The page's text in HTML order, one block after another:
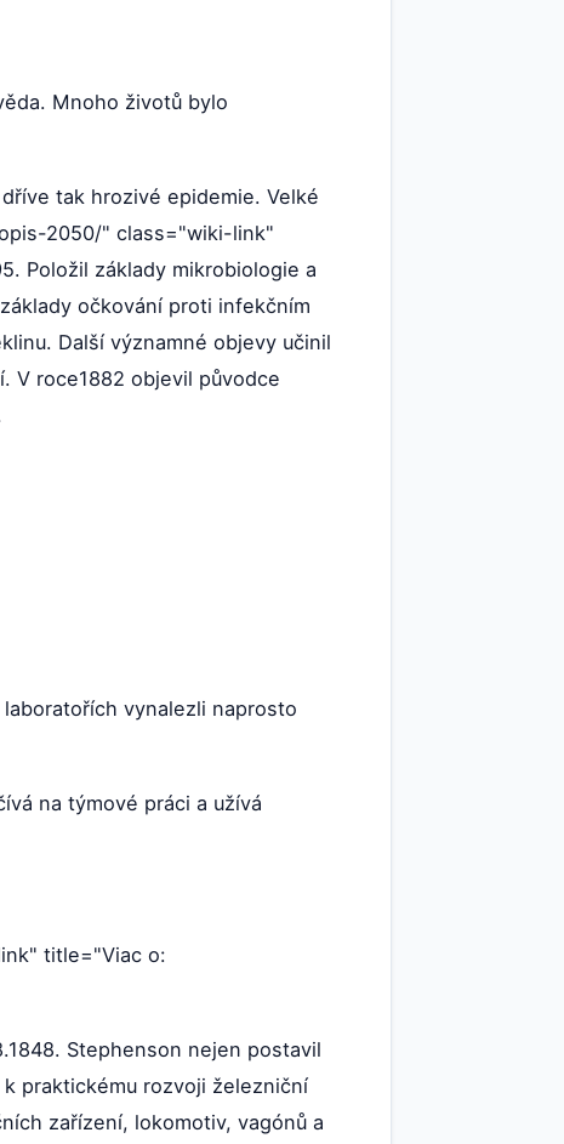
Mnoho životů bylo
tak hrozivé epidemie. Velké
2050/" class="wiki-link"
Položil základy mikrobiologie a
očkování proti infekčním
Další významné objevy učinil
V roce1882 objevil původce
vynalezli naprosto
na týmové práci a užívá
title="Viac o:
Stephenson nejen postavil
praktickému rozvoji železniční
zařízení, lokomotiv, vagónů a